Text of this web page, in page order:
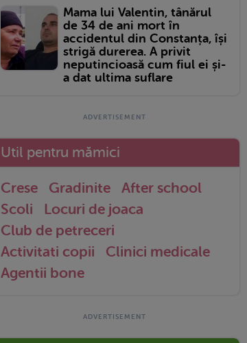
Mama lui Valentin, tânărul
de 34 de ani mort în
accidentul din Constanța, își
strigă durerea. A privit
neputincioasă cum fiul ei și-
a dat ultima suflare
Util pentru mămici
Crese Gradinite
After school
Scoli
Locuri de joaca
Club de petreceri
Activitati copii
Clinici medicale
Agentii bone